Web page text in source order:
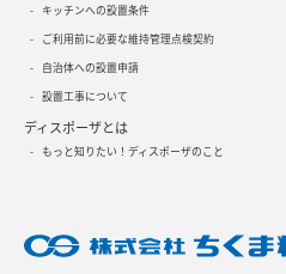
キッチンへの設置条件
ご利用前に必要な維持管理点検契約
自治体への設置申請
設置工事について
ディスポーザとは
もっと知りたい！ディスポーザのこと